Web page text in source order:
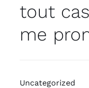
tout
me
Uncategorized